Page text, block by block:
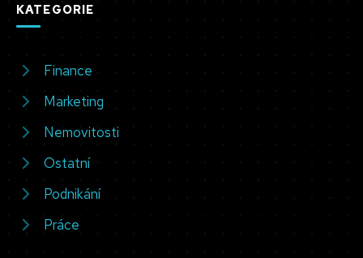
KATEGORIE
Finance
Marketing
Nemovitosti
Ostatní
Podnikání
Práce